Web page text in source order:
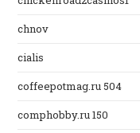
chnov
cialis
coffeepotmag.ru 504
comphobby.ru 150